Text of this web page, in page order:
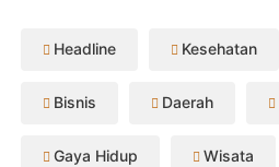
Headline Kesehatan
Bisnis Daerah
Gaya Hidup Wisata